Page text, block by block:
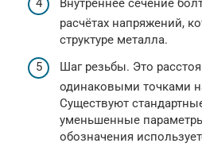
Внутреннее сечение
расчётах напряжений,
структуре металла.
Шаг резьбы. Это
одинаковыми точками
Существуют
уменьшенные
обозначения